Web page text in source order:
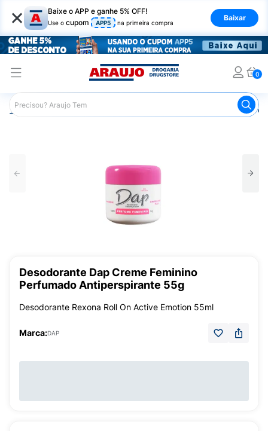
× Baixe o APP e ganhe 5% OFF!
Use o cupom APP5 na primeira compra
Baixar
0
Araujo Higiene Pessoal Desodorante
Desodorante Dap Creme Feminino
Perfumado Antiperspirante 55g
Desodorante Rexona Roll On Active Emotion 55ml
Marca:DAP